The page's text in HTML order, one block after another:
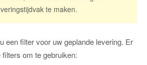
te maken.
een filter voor uw geplande levering. Er
om te gebruiken: